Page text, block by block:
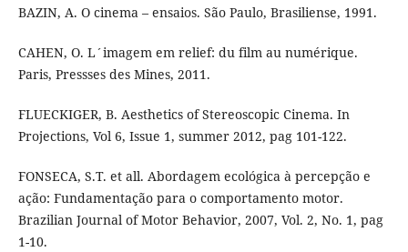
BAZIN, A. O cinema – ensaios. São Paulo, Brasiliense, 1991.
CAHEN, O. L´imagem em relief: du film au numérique.
Paris, Pressses des Mines, 2011.
FLUECKIGER, B. Aesthetics of Stereoscopic Cinema. In
Projections, Vol 6, Issue 1, summer 2012, pag 101-122.
FONSECA, S.T. et all. Abordagem ecológica à percepção e
ação: Fundamentação para o comportamento motor.
Brazilian Journal of Motor Behavior, 2007, Vol. 2, No. 1, pag
1-10.